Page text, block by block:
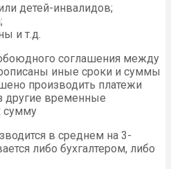
детей-инвалидов;
и т.д.
соглашения между
иные сроки и суммы
производить платежи
другие временные
сумму
в среднем на 3-
либо бухгалтером, либо